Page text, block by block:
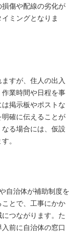
傷や配線の劣化が
ミングとなりま
すが、住人の出入
業時間や日程を事
掲示板やポストな
確に伝えることが
る場合には、仮設
。
自治体が補助制度を
とで、工事にかか
つながります。た
前に自治体の窓口